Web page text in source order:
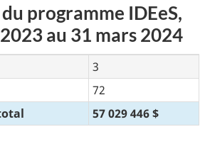
programme IDEeS,
2023 au 31 mars2024
3
72
57 029 446 $